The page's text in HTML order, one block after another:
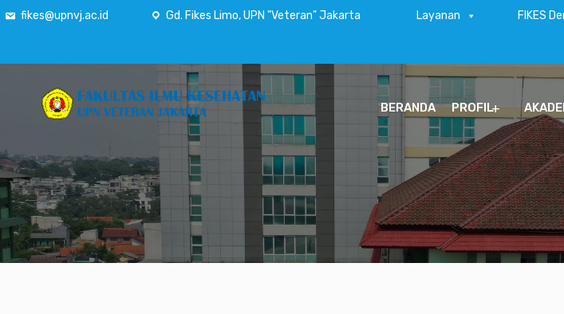
fikes@upnvj.ac.id Gd. Fikes Limo, UPN "Veteran" Jakarta Layanan FIKES
BERANDA PROFIL